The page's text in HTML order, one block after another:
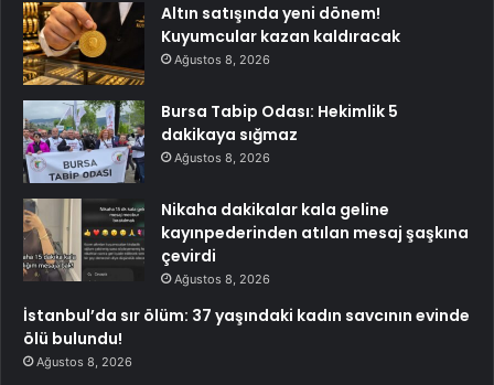
Altın satışında yeni dönem!
Kuyumcular kazan kaldıracak
Ağustos 8, 2026
Bursa Tabip Odası: Hekimlik 5
dakikaya sığmaz
Ağustos 8, 2026
Nikaha dakikalar kala geline
kayınpederinden atılan mesaj şaşkına
çevirdi
Ağustos 8, 2026
İstanbul’da sır ölüm: 37 yaşındaki kadın savcının evinde
ölü bulundu!
Ağustos 8, 2026